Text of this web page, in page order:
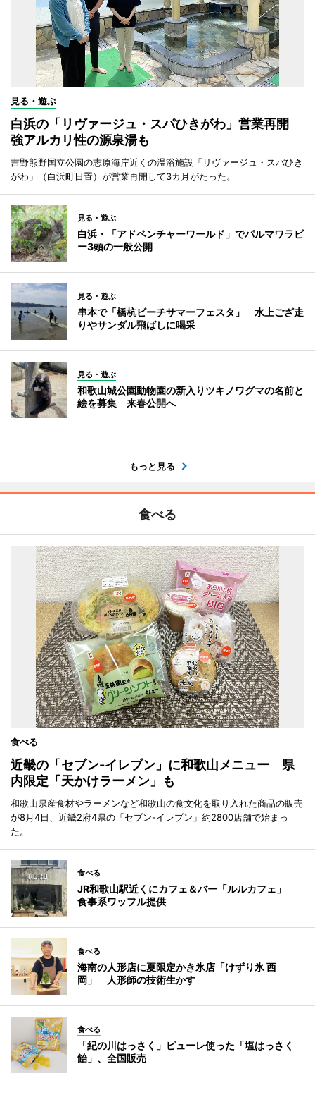
見る・遊ぶ
白浜の「リヴァージュ・スパひきがわ」営業再開
強アルカリ性の源泉湯も
吉野熊野国立公園の志原海岸近くの温浴施設「リヴァージュ・スパひき
がわ」（白浜町日置）が営業再開して3カ月がたった。
見る・遊ぶ
白浜・「アドベンチャーワールド」でパルマワラビ
ー3頭の一般公開
見る・遊ぶ
串本で「橋杭ビーチサマーフェスタ」 水上ござ走
りやサンダル飛ばしに喝采
見る・遊ぶ
和歌山城公園動物園の新入りツキノワグマの名前と
絵を募集 来春公開へ
もっと見る
食べる
食べる
近畿の「セブン-イレブン」に和歌山メニュー 県
内限定「天かけラーメン」も
和歌山県産食材やラーメンなど和歌山の食文化を取り入れた商品の販売
が8月4日、近畿2府4県の「セブン-イレブン」約2800店舗で始まっ
た。
食べる
JR和歌山駅近くにカフェ＆バー「ルルカフェ」
食事系ワッフル提供
食べる
海南の人形店に夏限定かき氷店「けずり氷 西
岡」 人形師の技術生かす
食べる
「紀の川はっさく」ピューレ使った「塩はっさく
飴」、全国販売